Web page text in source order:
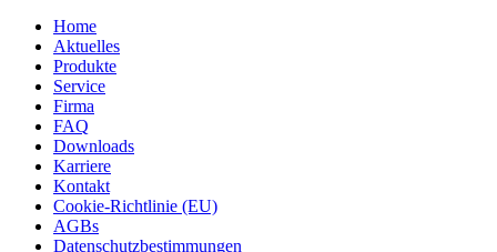
Home
Aktuelles
Produkte
Service
Firma
FAQ
Downloads
Karriere
Kontakt
Cookie-Richtlinie (EU)
AGBs
Datenschutzbestimmungen